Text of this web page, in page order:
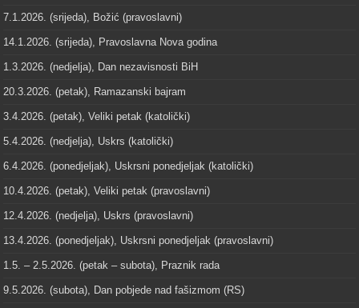
7.1.2026. (srijeda), Božić (pravoslavni)
14.1.2026. (srijeda), Pravoslavna Nova godina
1.3.2026. (nedjelja), Dan nezavisnosti BiH
20.3.2026. (petak), Ramazanski bajram
3.4.2026. (petak), Veliki petak (katolički)
5.4.2026. (nedjelja), Uskrs (katolički)
6.4.2026. (ponedjeljak), Uskrsni ponedjeljak (katolički)
10.4.2026. (petak), Veliki petak (pravoslavni)
12.4.2026. (nedjelja), Uskrs (pravoslavni)
13.4.2026. (ponedjeljak), Uskrsni ponedjeljak (pravoslavni)
1.5. – 2.5.2026. (petak – subota), Praznik rada
9.5.2026. (subota), Dan pobjede nad fašizmom (RS)